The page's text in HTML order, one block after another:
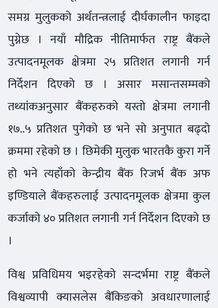
समग्र मुलुकको अर्थतन्त्रलाई दीर्घकालीन फाइदा
पुग्नेछ । नयाँ मौद्रिक नीतिमार्फत राष्ट्र बैंकले
उत्पादनमूलक क्षेत्रमा २५ प्रतिशत लगानी गर्न
निर्देशन दिएको छ । असार मसान्तसम्मको
तथ्यांकअनुसार बैंकहरुको यस्तो क्षेत्रमा लगानी
१७..५ प्रतिशत पुगेको छ भने सो अनुपात बढ्दो
क्रममा रहेको छ । छिमेकी मुलुक भारतकै कुरा गर्ने
हो भने त्यहाँको केन्द्रीय बैंक रिजर्भ बैंक अफ
इण्डियाले बैंकहरुलाई उत्पादनमूलक क्षेत्रमा कुल
कर्जाको ४० प्रतिशत लगानी गर्न निर्देशन दिएको छ
।
विश्व प्रविधिमय भइरहेको सन्दर्भमा राष्ट्र बैंकले
विश्वव्यापी क्यासलेस बैंकिङको अवधारणालाई